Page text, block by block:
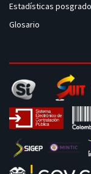
Estadísticas posgrado
Glosario